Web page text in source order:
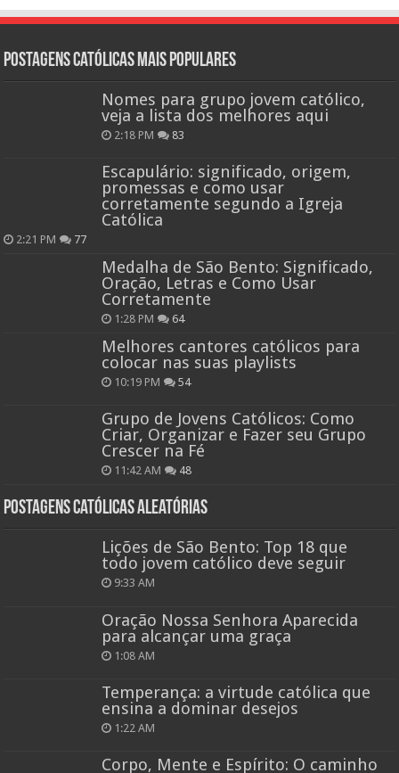
Postagens católicas mais Populares
Nomes para grupo jovem católico,
veja a lista dos melhores aqui
2:18 PM 83
Escapulário: significado, origem,
promessas e como usar
corretamente segundo a Igreja
Católica
2:21 PM 77
Medalha de São Bento: Significado,
Oração, Letras e Como Usar
Corretamente
1:28 PM 64
Melhores cantores católicos para
colocar nas suas playlists
10:19 PM 54
Grupo de Jovens Católicos: Como
Criar, Organizar e Fazer seu Grupo
Crescer na Fé
11:42 AM 48
Postagens católicas aleatórias
Lições de São Bento: Top 18 que
todo jovem católico deve seguir
9:33 AM
Oração Nossa Senhora Aparecida
para alcançar uma graça
1:08 AM
Temperança: a virtude católica que
ensina a dominar desejos
1:22 AM
Corpo, Mente e Espírito: O caminho